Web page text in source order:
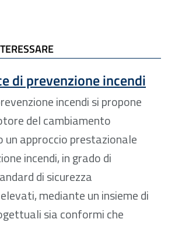
POTREBBE INTERESSARE
di prevenzione incendi
incendi si propone
del cambiamento
un approccio prestazionale
incendi, in grado di
di sicurezza
mediante un insieme di
sia conformi che